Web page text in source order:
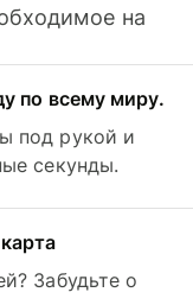
на
по всему миру.
под рукой и
секунды.
Забудьте о